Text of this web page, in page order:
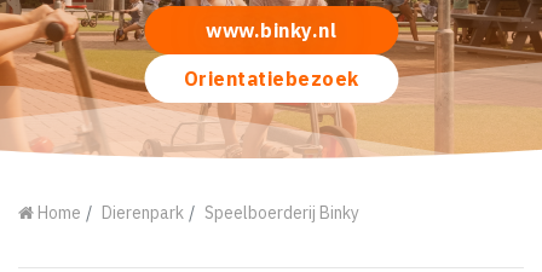
www.binky.nl
Orientatiebezoek
Home Dierenpark Speelboerderij Binky